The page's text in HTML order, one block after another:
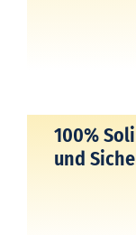
100%
und